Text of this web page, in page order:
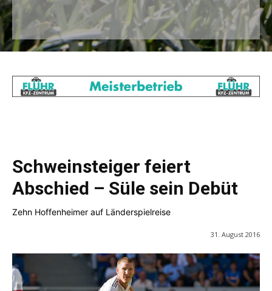
Schweinsteiger feiert
Abschied – Süle sein Debüt
Zehn Hoffenheimer auf Länderspielreise
31. August 2016